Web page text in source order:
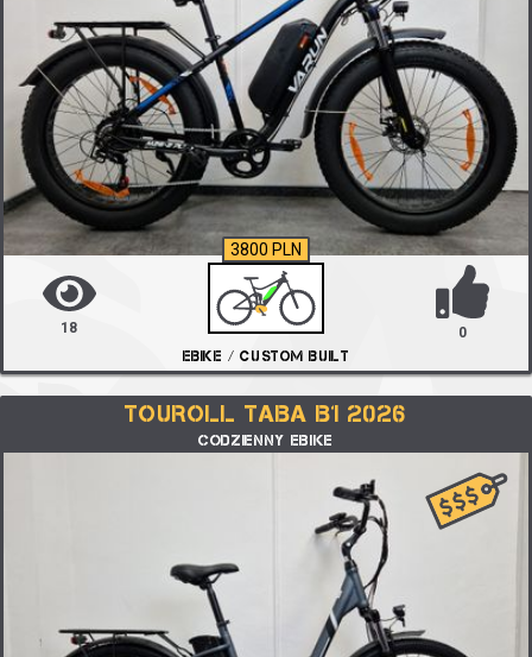
18
EBIKE / CUSTOM BUILT
0
3800 PLN
TOUROLL TABA B1 2026
CODZIENNY EBIKE